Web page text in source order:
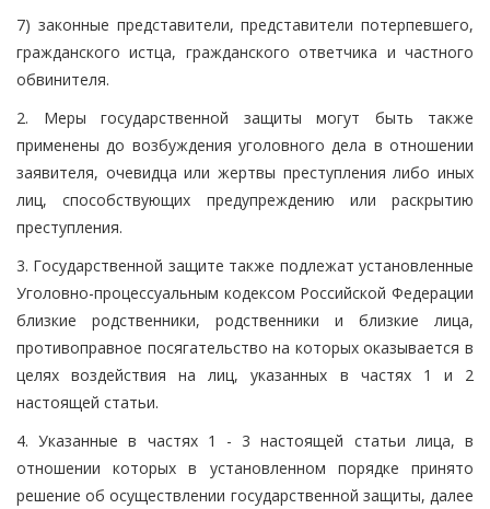
7) законные представители, представители потерпевшего,
гражданского истца, гражданского ответчика и частного
обвинителя.
2. Меры государственной защиты могут быть также
применены до возбуждения уголовного дела в отношении
заявителя, очевидца или жертвы преступления либо иных
лиц, способствующих предупреждению или раскрытию
преступления.
3. Государственной защите также подлежат установленные
Уголовно-процессуальным кодексом Российской Федерации
близкие родственники, родственники и близкие лица,
противоправное посягательство на которых оказывается в
целях воздействия на лиц, указанных в частях 1 и 2
настоящей статьи.
4. Указанные в частях 1 - 3 настоящей статьи лица, в
отношении которых в установленном порядке принято
решение об осуществлении государственной защиты, далее